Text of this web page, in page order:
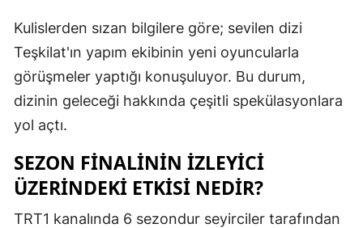
Ordu
Rize
Sinop
Kulislerden sızan bilgilere göre; sevilen dizi
Teşkilat'ın yapım ekibinin yeni oyuncularla
görüşmeler yaptığı konuşuluyor. Bu durum,
dizinin geleceği hakkında çeşitli spekülasyonlara
yol açtı.
SEZON FINALININ IZLEYICI
ÜZERINDEKI ETKISI NEDIR?
TRT1 kanalında 6 sezondur seyirciler tarafından